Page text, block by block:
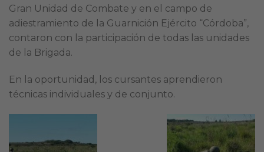
Gran Unidad de Combate y en el campo de
adiestramiento de la Guarnición Ejército “Córdoba”,
contaron con la participación de todas las unidades
de la Brigada.
En la oportunidad, los cursantes aprendieron
técnicas individuales y de conjunto.